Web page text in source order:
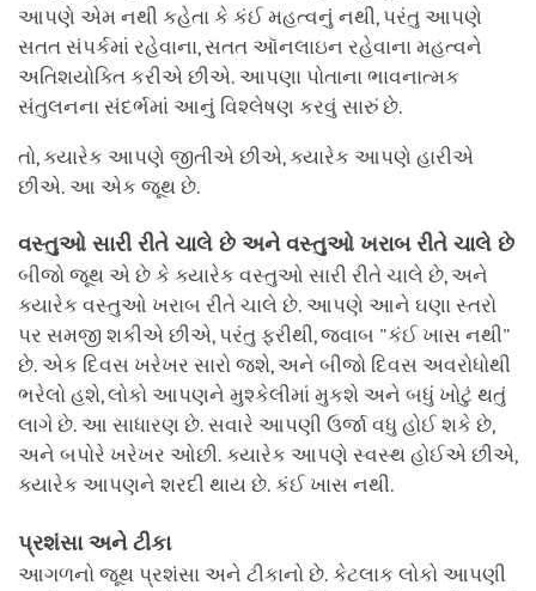
આપણે એમ નથી કહેતા કે કંઈ મહત્વનું નથી, પરંતુ આપણે
સતત સંપર્કમાં રહેવાના, સતત ઑનલાઇન રહેવાના મહત્વને
અતિશયોક્તિ કરીએ છીએ. આપણા પોતાના ભાવનાત્મક
સંતુલનના સંદર્ભમાં આનું વિશ્લેષણ કરવું સારું છે.
તો, ક્યારેક આપણે જીતીએ છીએ, ક્યારેક આપણે હારીએ
છીએ. આ એક જૂથ છે.
વસ્તુઓ સારી રીતે ચાલે છે અને વસ્તુઓ ખરાબ રીતે ચાલે છે
બીજો જૂથ એ છે કે ક્યારેક વસ્તુઓ સારી રીતે ચાલે છે, અને
ક્યારેક વસ્તુઓ ખરાબ રીતે ચાલે છે. આપણે આને ઘણા સ્તરો
પર સમજી શકીએ છીએ, પરંતુ ફરીથી, જવાબ "કંઈ ખાસ નથી"
છે. એક દિવસ ખરેખર સારો જશે, અને બીજો દિવસ અવરોધોથી
ભરેલો હશે, લોકો આપણને મુશ્કેલીમાં મુકશે અને બધું ખોટું થતું
લાગે છે. આ સાધારણ છે. સવારે આપણી ઉર્જા વધુ હોઈ શકે છે,
અને બપોરે ખરેખર ઓછી. ક્યારેક આપણે સ્વસ્થ હોઈએ છીએ,
ક્યારેક આપણને શરદી થાય છે. કંઈ ખાસ નથી.
પ્રશંસા અને ટીકા
આગળનો જૂથ પ્રશંસા અને ટીકાનો છે. કેટલાક લોકો આપણી